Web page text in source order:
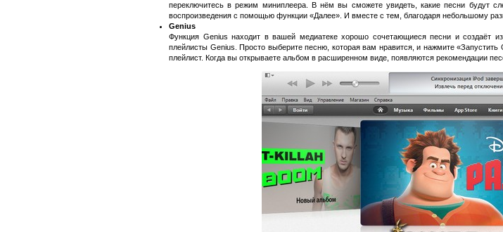
переключитесь в режим миниплеера. В нём вы сможете увидеть, какие песни будут
воспроизведения с помощью функции «Далее». И вместе с тем, благодаря небольшому
Genius
Функция Genius находит в вашей медиатеке хорошо сочетающиеся песни и создаёт
плейлисты Genius. Просто выберите песню, которая вам нравится, и нажмите
плейлист. Когда вы открываете альбом в расширенном виде, появляются рекомендации